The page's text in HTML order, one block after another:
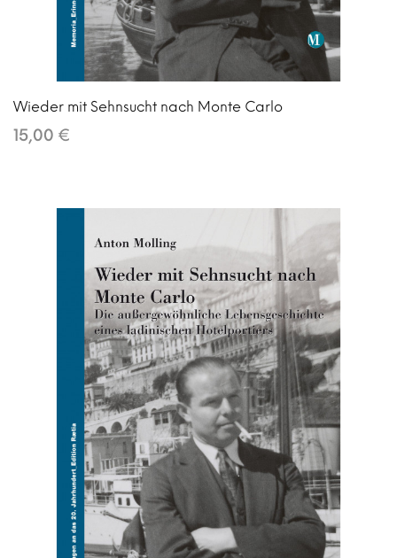
Wieder mit Sehnsucht nach Monte Carlo
15,00 €